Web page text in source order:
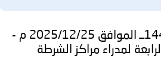
فلسطين ـ 1447/07/05ــ الموافق 2025/12/25 م -
لمدراء مراكز الشرطة